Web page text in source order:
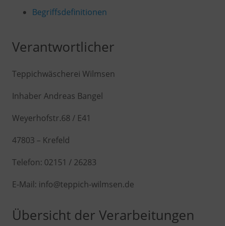
Begriffsdefinitionen
Verantwortlicher
Teppichwäscherei Wilmsen
Inhaber Andreas Bangel
Weyerhofstr.68 / E41
47803 – Krefeld
Telefon: 02151 / 26283
E-Mail: info@teppich-wilmsen.de
Übersicht der Verarbeitungen